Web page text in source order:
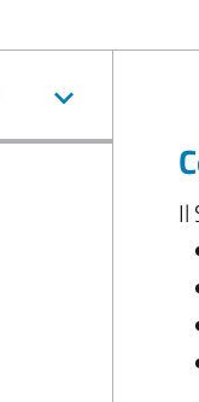
Il